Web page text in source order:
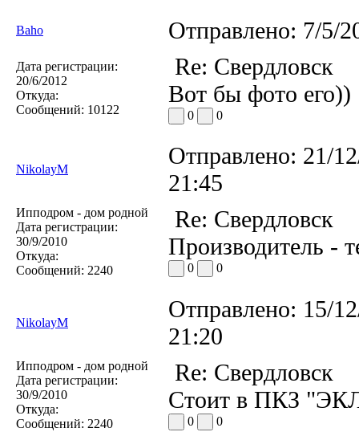
Baho Отправлено: 7/5/
Дата регистрации:
20/6/2012
Откуда:
Сообщений: 10122
Re: Свердловск
Вот бы фото его))
0 0
NikolayM
Отправлено: 21/
21:45
Ипподром - дом родной
Дата регистрации:
30/9/2010
Откуда:
Сообщений: 2240
Re: Свердловск
Производитель -
0 0
NikolayM
Отправлено: 15/
21:20
Ипподром - дом родной
Дата регистрации:
30/9/2010
Откуда:
Сообщений: 2240
Re: Свердловск
Стоит в ПКЗ
0 0